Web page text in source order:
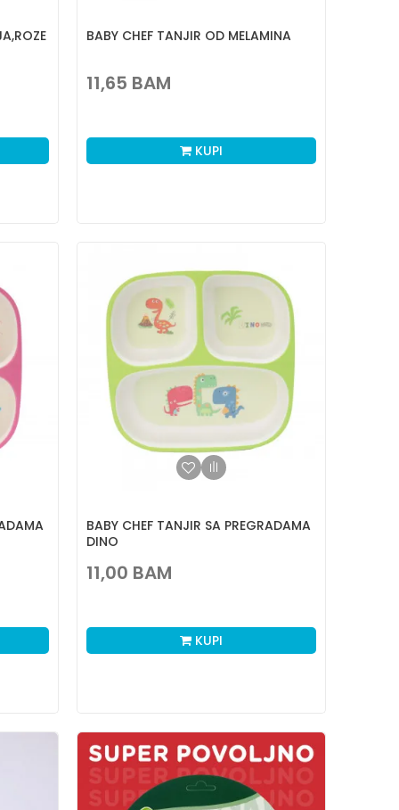
BABY CHEF TANJIR OD MELAMINA
11,65 BAM
KUPI
BABY CHEF TANJIR SA PREGRADAMA
DINO
11,00 BAM
KUPI